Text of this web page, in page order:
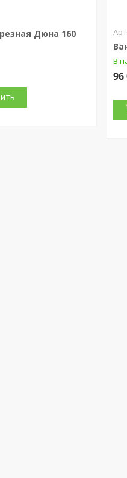
Дюна 160
В
96